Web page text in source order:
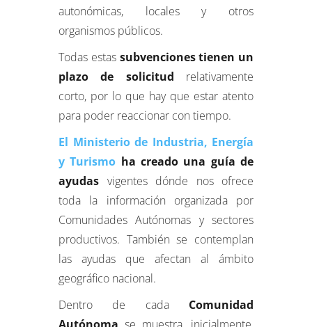
autonómicas, locales y otros
organismos públicos.
Todas estas subvenciones tienen un
plazo de solicitud relativamente
corto, por lo que hay que estar atento
para poder reaccionar con tiempo.
El Ministerio de Industria, Energía
y Turismo ha creado una guía de
ayudas vigentes dónde nos ofrece
toda la información organizada por
Comunidades Autónomas y sectores
productivos. También se contemplan
las ayudas que afectan al ámbito
geográfico nacional.
Dentro de cada
Comunidad
Autónoma se muestra, inicialmente,